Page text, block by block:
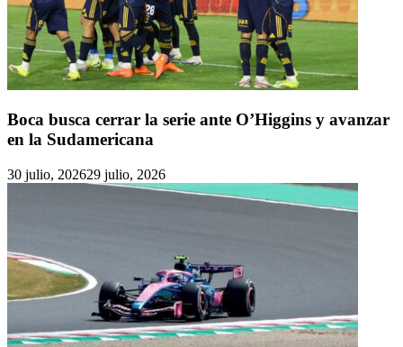
Boca busca cerrar la serie ante O’Higgins y avanzar
en la Sudamericana
30 julio, 202629 julio, 2026